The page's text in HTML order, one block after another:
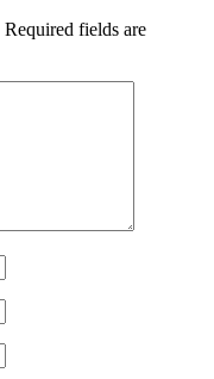
Required fields are